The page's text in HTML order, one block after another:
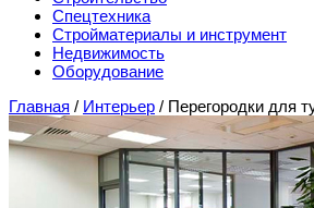
Спецтехника
Стройматериалы и инструмент
Недвижимость
Оборудование
Главная / Интерьер / Перегородки для